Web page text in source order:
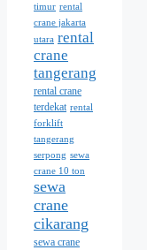
timur rental
crane jakarta
utara rental
crane
tangerang
rental crane
terdekat rental
forklift
tangerang
serpong sewa
crane 10 ton
sewa
crane
cikarang
sewa crane